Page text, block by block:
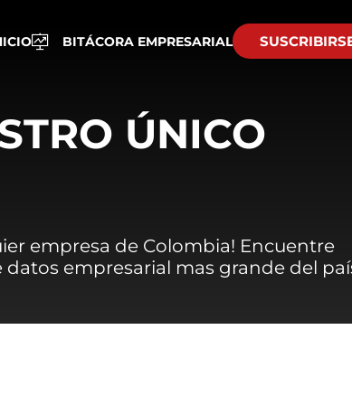
BITÁCORA EMPRESARIAL
ÚNICO
empresa de Colombia! Encuentre
datos empresarial mas grande del